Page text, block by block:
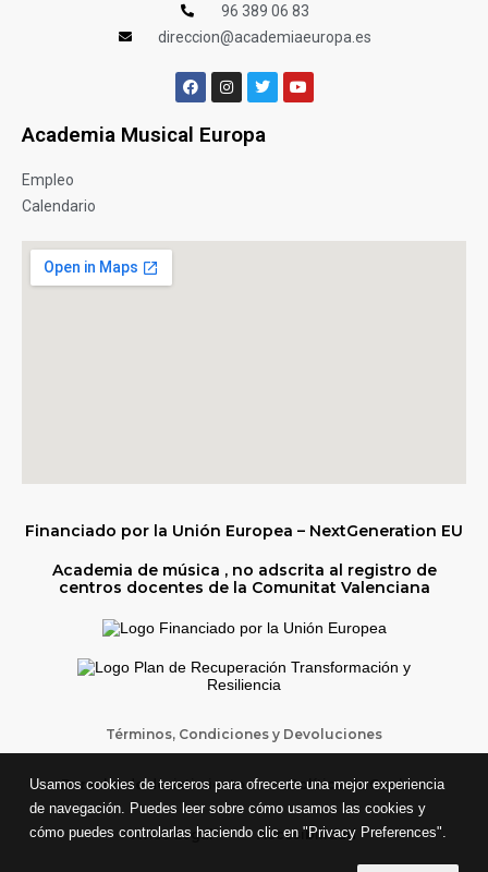
96 389 06 83
direccion@academiaeuropa.es
Academia Musical Europa
Empleo
Calendario
Financiado por la Unión Europea – NextGeneration EU
Academia de música , no adscrita al registro de
centros docentes de la Comunitat Valenciana
Términos, Condiciones y Devoluciones
Derecho de desistimiento Política de Cookies
Aviso Legal Accesibilidad
Usamos cookies de terceros para ofrecerte una mejor experiencia
de navegación. Puedes leer sobre cómo usamos las cookies y
cómo puedes controlarlas haciendo clic en "Privacy Preferences".